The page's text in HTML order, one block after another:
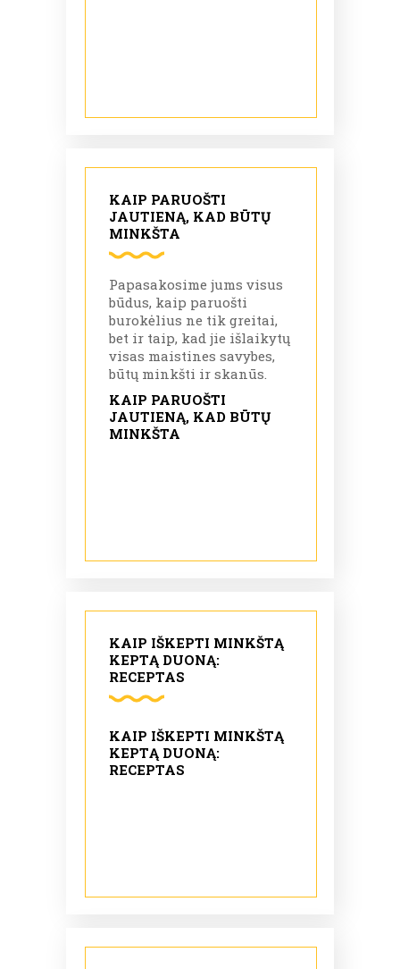
KAIP PARUOŠTI
JAUTIENĄ, KAD BŪTŲ
MINKŠTA
Papasakosime jums visus
būdus, kaip paruošti
burokėlius ne tik greitai,
bet ir taip, kad jie išlaikytų
visas maistines savybes,
būtų minkšti ir skanūs.
KAIP PARUOŠTI
JAUTIENĄ, KAD BŪTŲ
MINKŠTA
KAIP IŠKEPTI MINKŠTĄ
KEPTĄ DUONĄ:
RECEPTAS
KAIP IŠKEPTI MINKŠTĄ
KEPTĄ DUONĄ:
RECEPTAS